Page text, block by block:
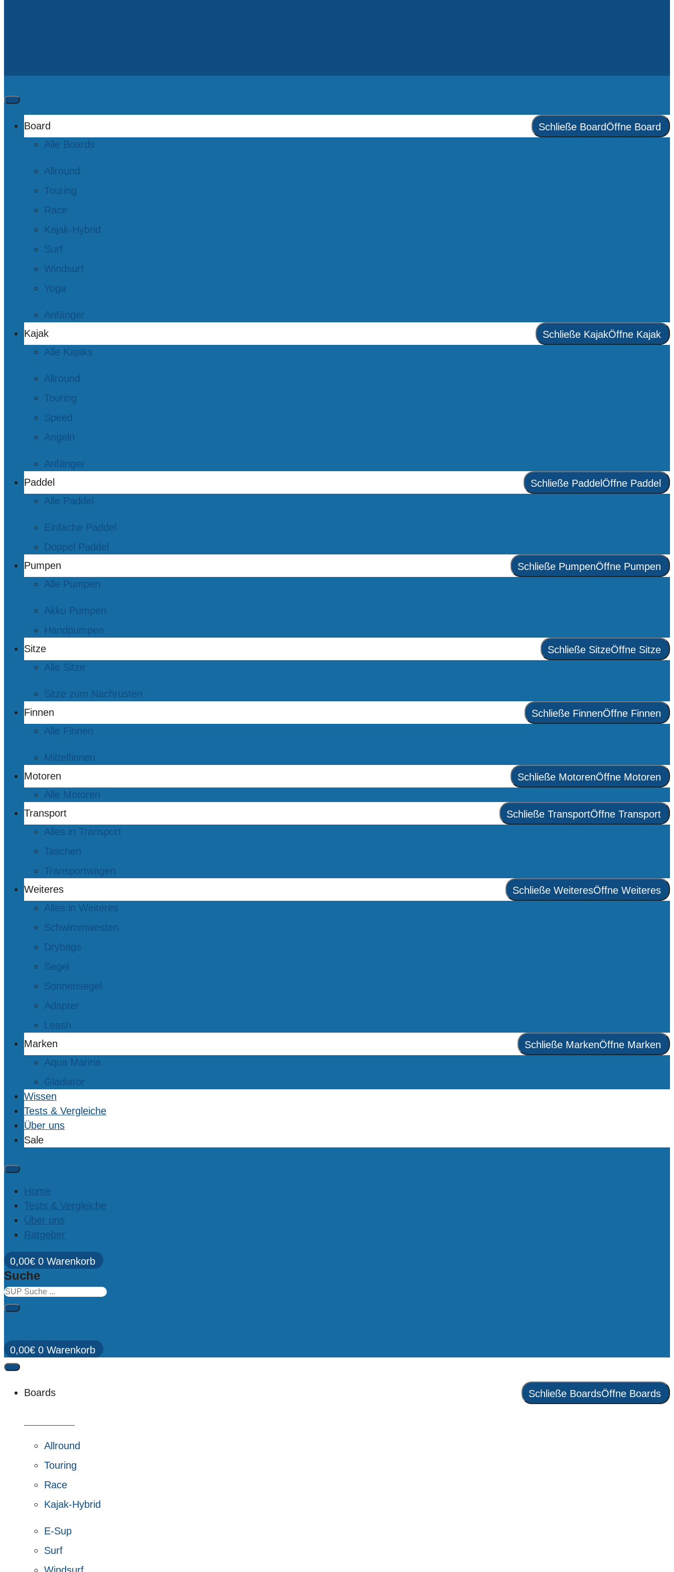
Board Schließe BoardÖffne Board
Alle Boards
Allround
Touring
Race
Kajak-Hybrid
Surf
Windsurf
Yoga
Anfänger
Kajak
Schließe KajakÖffne Kajak
Alle Kajaks
Allround
Touring
Speed
Angeln
Anfänger
Paddel
Schließe Paddel Öffne Paddel
Alle Paddel
Einfache Paddel
Doppel Paddel
Pumpen
Schließe PumpenÖffne Pumpen
Alle Pumpen
Akku Pumpen
Handpumpen
Sitze
Schließe SitzeÖffne Sitze
Alle Sitze
Sitze zum Nachrüsten
Finnen
Schließe FinnenÖffne Finnen
Alle Finnen
Mittelfinnen
Motoren
Schließe MotorenÖffne Motoren
Alle Motoren
Transport
Schließe TransportÖffne Transport
Alles in Transport
Taschen
Transportwagen
Weiteres
Schließe WeiteresÖffne Weiteres
Alles in Weiteres
Schwimmwesten
Drybags
Segel
Sonnensegel
Adapter
Leash
Marken
Schließe MarkenÖffne Marken
Aqua Marina
Gladiator
Wissen
Tests & Vergleiche
Über uns
Sale
Home
Tests & Vergleiche
Über uns
Ratgeber
0,00€ 0 Warenkorb
Suche
0,00€ 0 Warenkorb
Boards Schließe BoardsÖffne Boards
Allround
Touring
Race
Kajak-Hybrid
E-Sup
Surf